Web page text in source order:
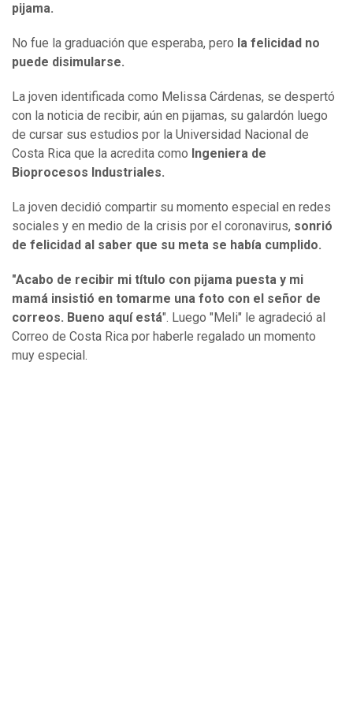
pijama.
No fue la graduación que esperaba, pero la felicidad no
puede disimularse.
La joven identificada como Melissa Cárdenas, se despertó
con la noticia de recibir, aún en pijamas, su galardón luego
de cursar sus estudios por la Universidad Nacional de
Costa Rica que la acredita como Ingeniera de
Bioprocesos Industriales.
La joven decidió compartir su momento especial en redes
sociales y en medio de la crisis por el coronavirus, sonrió
de felicidad al saber que su meta se había cumplido.
"Acabo de recibir mi título con pijama puesta y mi
mamá insistió en tomarme una foto con el señor de
correos. Bueno aquí está". Luego "Meli" le agradeció al
Correo de Costa Rica por haberle regalado un momento
muy especial.